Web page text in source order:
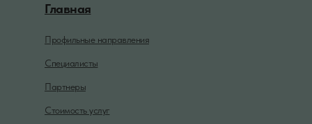
Стоимость услуг
Партнеры
Специалисты
Профильные направления
Главная